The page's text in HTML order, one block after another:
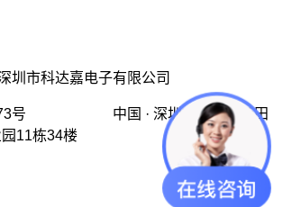
圳市科达嘉电子有限公司
号 中国 · 深圳市龙岗区坂田
11栋34楼